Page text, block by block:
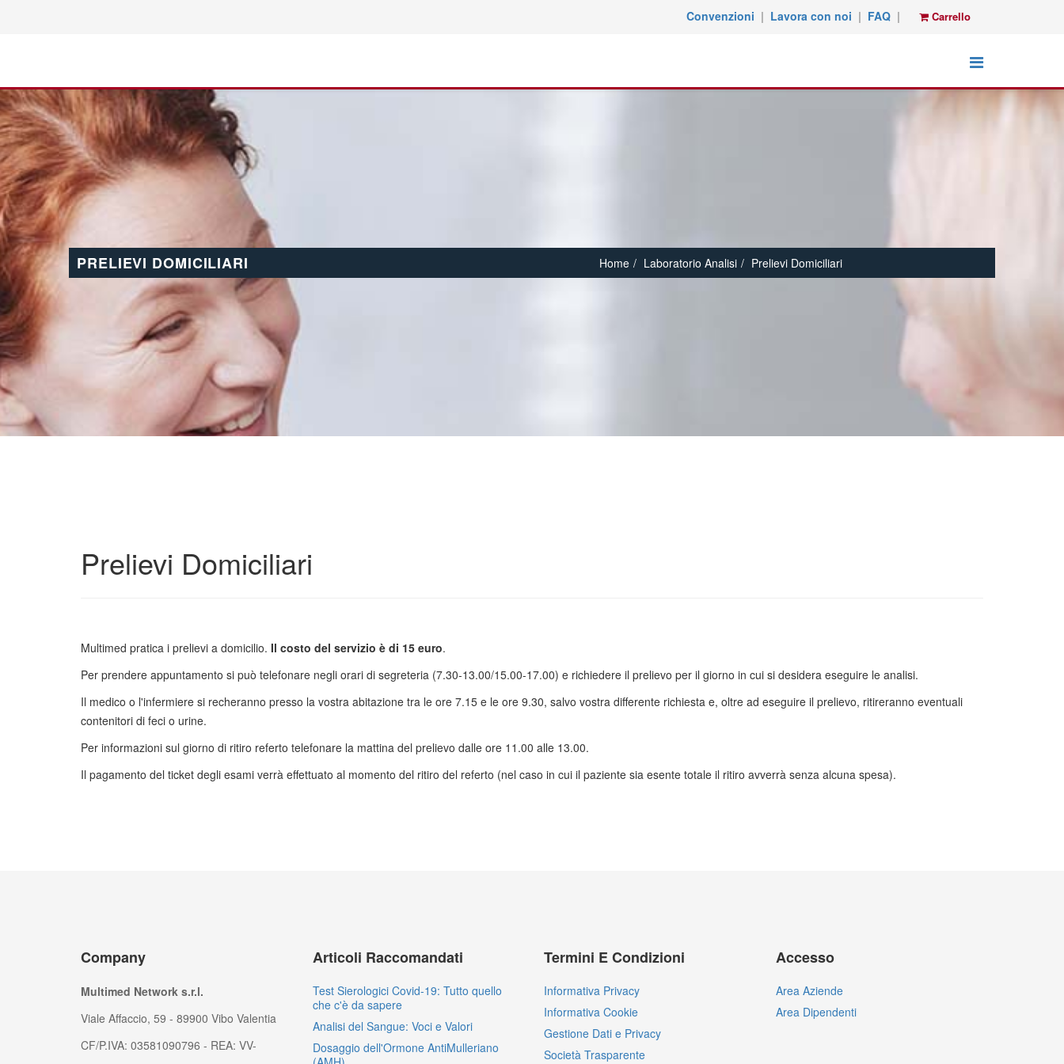
Convenzioni | Lavora con noi | FAQ | Carrello
PRELIEVI DOMICILIARI Home Laboratorio Analisi Prelievi Domiciliari
Prelievi Domiciliari
Multimed pratica i prelievi a domicilio. Il costo del servizio è di 15 euro.
Per prendere appuntamento si può telefonare negli orari di segreteria (7.30-13.00/15.00-17.00) e richiedere il prelievo per il giorno in cui si desidera eseguire le analisi.
Il medico o l'infermiere si recheranno presso la vostra abitazione tra le ore 7.15 e le ore 9.30, salvo vostra differente richiesta e, oltre ad eseguire il prelievo, ritireranno eventuali
contenitori di feci o urine.
Per informazioni sul giorno di ritiro referto telefonare la mattina del prelievo dalle ore 11.00 alle 13.00.
Il pagamento del ticket degli esami verrà effettuato al momento del ritiro del referto (nel caso in cui il paziente sia esente totale il ritiro avverrà senza alcuna spesa).
Company
Multimed Network s.r.l.
Viale Affaccio, 59 - 89900 Vibo Valentia
CF/P.IVA: 03581090796 - REA: VV-
Articoli Raccomandati
Test Sierologici Covid-19: Tutto quello
che c'è da sapere
Analisi del Sangue: Voci e Valori
Dosaggio dell'Ormone AntiMulleriano
Termini E Condizioni
Informativa Privacy
Informativa Cookie
Gestione Dati e Privacy
Società Trasparente
Accesso
Area Aziende
Area Dipendenti